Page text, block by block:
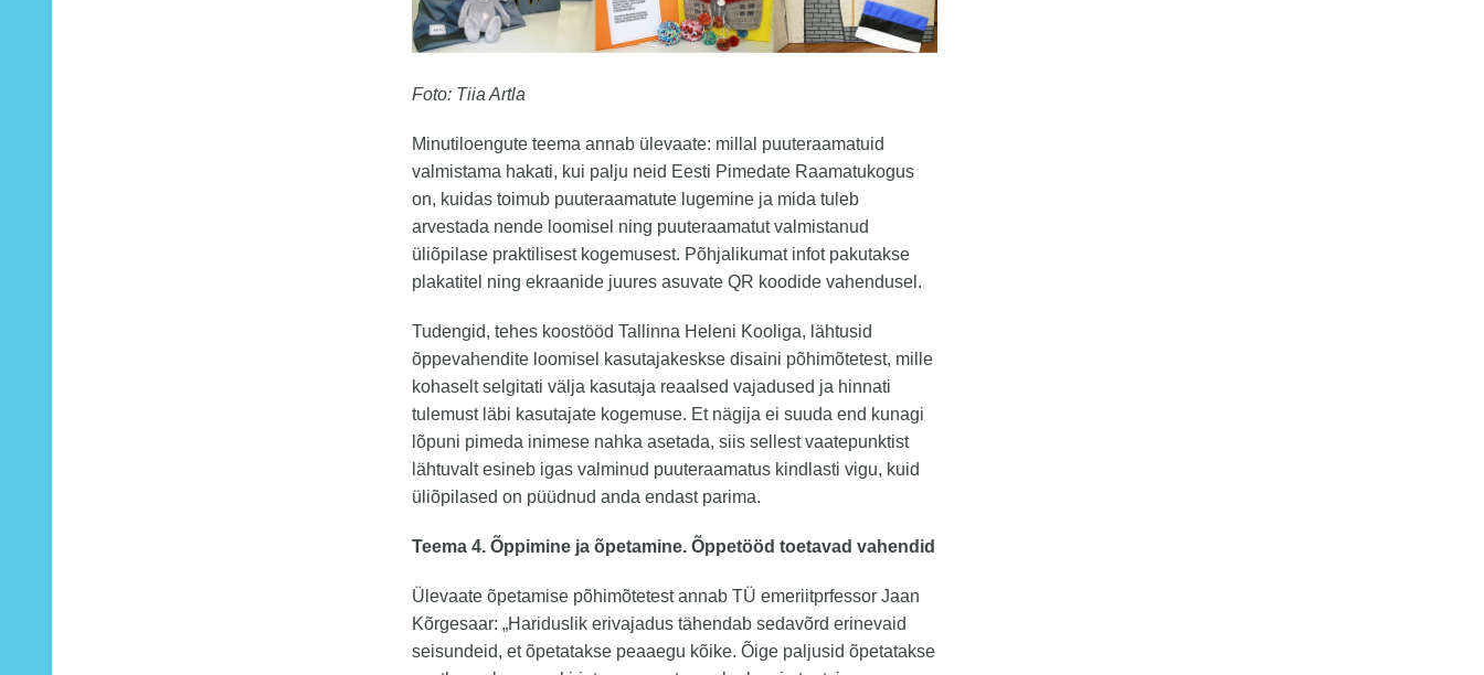
Foto: Tiia Artla
Minutiloengute teema annab ülevaate: millal puuteraamatuid
valmistama hakati, kui palju neid Eesti Pimedate Raamatukogus
on, kuidas toimub puuteraamatute lugemine ja mida tuleb
arvestada nende loomisel ning puuteraamatut valmistanud
üliõpilase praktilisest kogemusest. Põhjalikumat infot pakutakse
plakatitel ning ekraanide juures asuvate QR koodide vahendusel.
Tudengid, tehes koostööd Tallinna Heleni Kooliga, lähtusid
õppevahendite loomisel kasutajakeskse disaini põhimõtetest, mille
kohaselt selgitati välja kasutaja reaalsed vajadused ja hinnati
tulemust läbi kasutajate kogemuse. Et nägija ei suuda end kunagi
lõpuni pimeda inimese nahka asetada, siis sellest vaatepunktist
lähtuvalt esineb igas valminud puuteraamatus kindlasti vigu, kuid
üliõpilased on püüdnud anda endast parima.
Teema 4. Õppimine ja õpetamine. Õppetööd toetavad vahendid
Ülevaate õpetamise põhimõtetest annab TÜ emeriitprfessor Jaan
Kõrgesaar: „Hariduslik erivajadus tähendab sedavõrd erinevaid
seisundeid, et õpetatakse peaaegu kõike. Õige paljusid õpetatakse